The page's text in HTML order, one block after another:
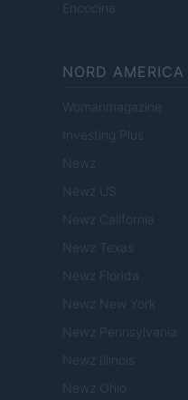
Encocina
NORD AMERICA
Womanmagazine
Investing Plus
Newz
Newz US
Newz California
Newz Texas
Newz Florida
Newz New York
Newz Pennsylvania
Newz Illinois
Newz Ohio